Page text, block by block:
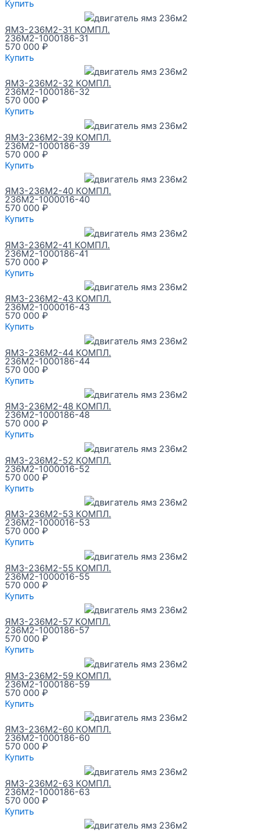
Купить
ЯМЗ-236М2-31 КОМПЛ.
236М2-1000186-31
570 000 ₽
Купить
ЯМЗ-236М2-32 КОМПЛ.
236М2-1000186-32
570 000 ₽
Купить
ЯМЗ-236М2-39 КОМПЛ.
236М2-1000186-39
570 000 ₽
Купить
ЯМЗ-236М2-40 КОМПЛ.
236М2-1000016-40
570 000 ₽
Купить
ЯМЗ-236М2-41 КОМПЛ.
236М2-1000186-41
570 000 ₽
Купить
ЯМЗ-236М2-43 КОМПЛ.
236М2-1000016-43
570 000 ₽
Купить
ЯМЗ-236М2-44 КОМПЛ.
236М2-1000186-44
570 000 ₽
Купить
ЯМЗ-236М2-48 КОМПЛ.
236М2-1000186-48
570 000 ₽
Купить
ЯМЗ-236М2-52 КОМПЛ.
236М2-1000016-52
570 000 ₽
Купить
ЯМЗ-236М2-53 КОМПЛ.
236М2-1000016-53
570 000 ₽
Купить
ЯМЗ-236М2-55 КОМПЛ.
236М2-1000016-55
570 000 ₽
Купить
ЯМЗ-236М2-57 КОМПЛ.
236М2-1000186-57
570 000 ₽
Купить
ЯМЗ-236М2-59 КОМПЛ.
236М2-1000186-59
570 000 ₽
Купить
ЯМЗ-236М2-60 КОМПЛ.
236М2-1000186-60
570 000 ₽
Купить
ЯМЗ-236М2-63 КОМПЛ.
236М2-1000186-63
570 000 ₽
Купить